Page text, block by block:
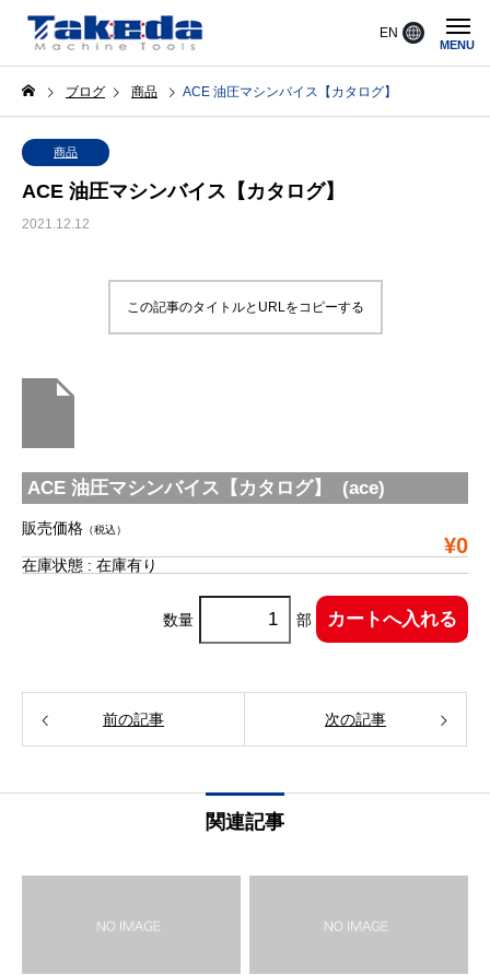
EN
MENU
ブログ 商品 ACE 油圧マシンバイス【カタログ】
商品
ACE 油圧マシンバイス【カタログ】
2021.12.12
この記事のタイトルとURLをコピーする
ACE 油圧マシンバイス【カタログ】 (ace)
販売価格 （税込）
¥0
在庫状態 : 在庫有り
数量 部
前の記事 次の記事
関連記事